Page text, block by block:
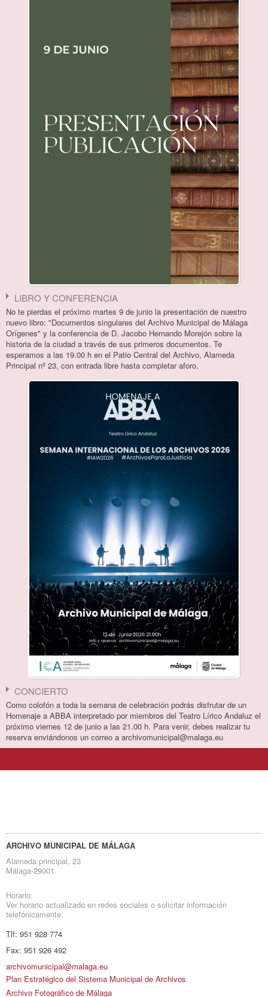
Enlaces de Interés
Contacto
Fundación Málaga
LIBRO Y CONFERENCIA
No te pierdas el próximo martes 9 de junio la presentación de nuestro
nuevo libro: "Documentos singulares del Archivo Municipal de Málaga
Orígenes" y la conferencia de D. Jacobo Hernando Morejón sobre la
historia de la ciudad a través de sus primeros documentos. Te
esperamos a las 19.00 h en el Patio Central del Archivo, Alameda
Principal nº 23, con entrada libre hasta completar aforo.
CONCIERTO
Como colofón a toda la semana de celebración podrás disfrutar de un
Homenaje a ABBA interpretado por miembros del Teatro Lírico Andaluz el
próximo viernes 12 de junio a las 21.00 h. Para venir, debes realizar tu
reserva enviándonos un correo a archivomunicipal@malaga.eu
ARCHIVO MUNICIPAL DE MÁLAGA
Alameda principal, 23
Málaga-29001
Horario:
Ver horario actualizado en redes sociales o solicitar información
telefónicamente.
Tlf: 951 928 774
Fax: 951 926 492
archivomunicipal@malaga.eu
Plan Estratégico del Sistema Municipal de Archivos
Archivo Fotográfico de Málaga